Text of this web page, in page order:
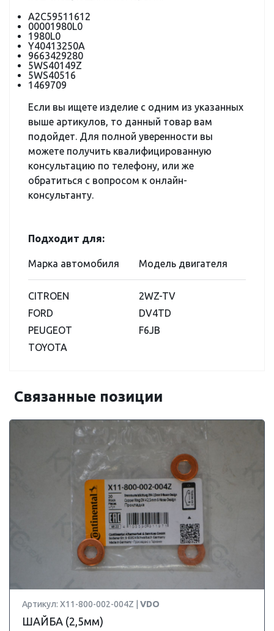
A2C59511612
00001980L0
1980L0
Y40413250A
9663429280
5WS40149Z
5WS40516
1469709
Если вы ищете изделие с одним из указанных
выше артикулов, то данный товар вам
подойдет. Для полной уверенности вы
можете получить квалифицированную
консультацию по телефону, или же
обратиться с вопросом к онлайн-
консультанту.
Подходит для:
Марка автомобиля Модель двигателя
CITROEN
FORD
PEUGEOT
TOYOTA
2WZ-TV
DV4TD
F6JB
Связанные позиции
Артикул: X11-800-002-004Z | VDO
ШАЙБА (2,5мм)